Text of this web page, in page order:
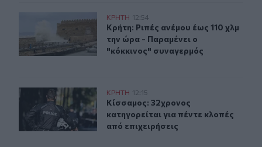
Κρήτη: Ριπές ανέμου έως 110 χλμ την ώρα - Παραμένει
ΚΡΗΤΗ 12:54
Κρήτη: Ριπές ανέμου έως 110 χλμ
Κρήτη: Ριπές ανέμου έως 110 χλμ
την ώρα - Παραμένει ο
"κόκκινος" συναγερμός
Κίσσαμος: 32χρονος κατηγορείται για πέντε κλοπές
ΚΡΗΤΗ 12:15
Κίσσαμος: 32χρονος κατηγορείται
Κίσσαμος: 32χρονος
κατηγορείται για πέντε κλοπές
από επιχειρήσεις